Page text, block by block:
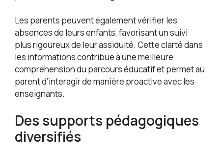
Les parents peuvent également vérifier les
absences de leurs enfants, favorisant un suivi
plus rigoureux de leur assiduité. Cette clarté dans
les informations contribue à une meilleure
compréhension du parcours éducatif et permet au
parent d’interagir de manière proactive avec les
enseignants.
Des supports pédagogiques
diversifiés